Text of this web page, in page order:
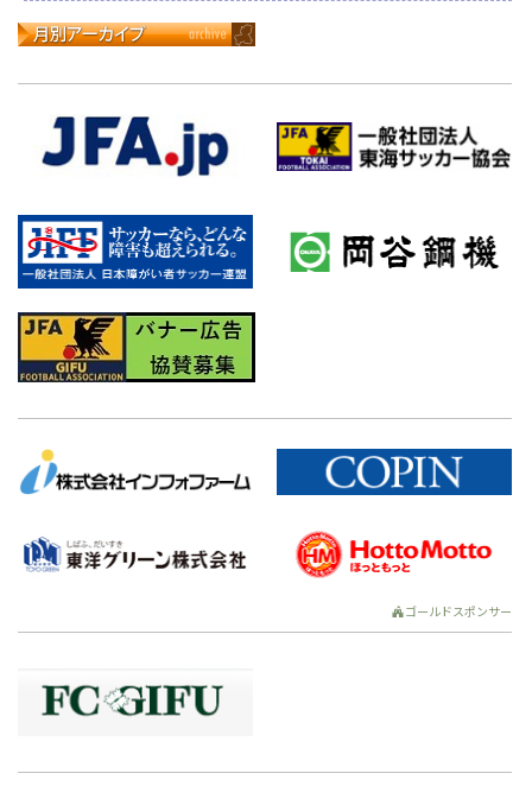
ゴールドスポンサー